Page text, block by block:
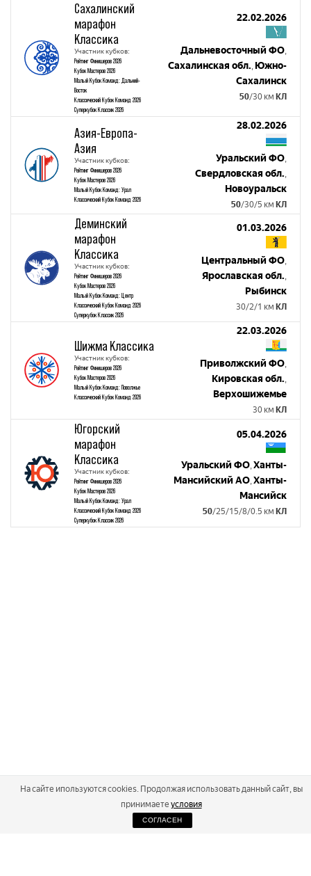
Сахалинский
марафон
Классика
Участник кубков:
Рейтинг Финишеров 2026
Кубок Мастеров 2026
Малый Кубок Команд: Дальний-
Восток
Классический Кубок Команд 2026
Суперкубок Классик 2026
22.02.2026
Дальневосточный ФО,
Сахалинская обл., Южно-
Сахалинск
50/30 км КЛ
Азия-Европа-
Азия
Участник кубков:
Рейтинг Финишеров 2026
Кубок Мастеров 2026
Малый Кубок Команд: Урал
Классический Кубок Команд 2026
28.02.2026
Уральский ФО,
Свердловская обл.,
Новоуральск
50/30/5 км КЛ
Деминский
марафон
Классика
Участник кубков:
Рейтинг Финишеров 2026
Кубок Мастеров 2026
Малый Кубок Команд: Центр
Классический Кубок Команд 2026
Суперкубок Классик 2026
01.03.2026
Центральный ФО,
Ярославская обл.,
Рыбинск
30/2/1 км КЛ
Шижма Классика
Участник кубков:
Рейтинг Финишеров 2026
Кубок Мастеров 2026
Малый Кубок Команд: Поволжье
Классический Кубок Команд 2026
22.03.2026
Приволжский ФО,
Кировская обл.,
Верхошижемье
30 км КЛ
Югорский
марафон
Классика
Участник кубков:
Рейтинг Финишеров 2026
Кубок Мастеров 2026
Малый Кубок Команд: Урал
Классический Кубок Команд 2026
Суперкубок Классик 2026
05.04.2026
Уральский ФО,Ханты-
Мансийский АО,Ханты-
Мансийск
50/25/15/8/0.5 км КЛ
2026
На сайте ипользуются cookies. Продолжая использовать данный сайт, вы
принимаете условия
СОГЛАСЕН